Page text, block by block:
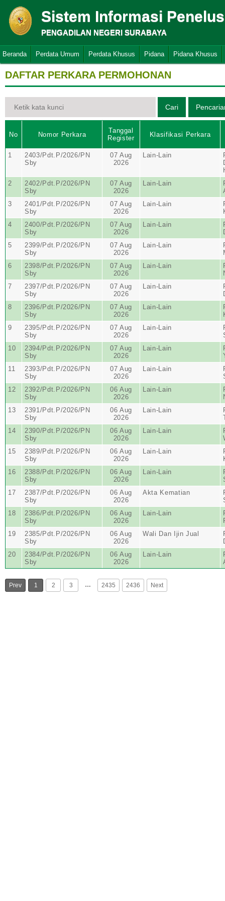
Sistem Informasi
PENGADILAN NEGERI SURABAYA
Beranda Perdata Umum Perdata Khusus Pidana Pidana Khusus
DAFTAR PERKARA PERMOHONAN
No Nomor Perkara
Tanggal
Register
Klasifikasi Perkara
1
2403/Pdt.P/2026/PN
Sby
07 Aug
2026
Lain-Lain
2
2402/Pdt.P/2026/PN
Sby
07 Aug
2026
Lain-Lain
3
2401/Pdt.P/2026/PN
Sby
07 Aug
2026
Lain-Lain
4
2400/Pdt.P/2026/PN
Sby
07 Aug
2026
Lain-Lain
5
2399/Pdt.P/2026/PN
Sby
07 Aug
2026
Lain-Lain
6
2398/Pdt.P/2026/PN
Sby
07 Aug
2026
Lain-Lain
7
2397/Pdt.P/2026/PN
Sby
07 Aug
2026
Lain-Lain
8
2396/Pdt.P/2026/PN
Sby
07 Aug
2026
Lain-Lain
9
2395/Pdt.P/2026/PN
Sby
07 Aug
2026
Lain-Lain
10
2394/Pdt.P/2026/PN
Sby
07 Aug
2026
Lain-Lain
11
2393/Pdt.P/2026/PN
Sby
07 Aug
2026
Lain-Lain
12
2392/Pdt.P/2026/PN
Sby
06 Aug
2026
Lain-Lain
13
2391/Pdt.P/2026/PN
Sby
06 Aug
2026
Lain-Lain
14
2390/Pdt.P/2026/PN
Sby
06 Aug
2026
Lain-Lain
15
2389/Pdt.P/2026/PN
Sby
06 Aug
2026
Lain-Lain
16
2388/Pdt.P/2026/PN
Sby
06 Aug
2026
Lain-Lain
17
2387/Pdt.P/2026/PN
Sby
06 Aug
2026
Akta Kematian
18
2386/Pdt.P/2026/PN
Sby
06 Aug
2026
Lain-Lain
19
2385/Pdt.P/2026/PN
Sby
06 Aug
2026
Wali Dan Ijin Jual
20
2384/Pdt.P/2026/PN
Sby
06 Aug
2026
Lain-Lain
Prev 1 2 3 … 2435 2436 Next